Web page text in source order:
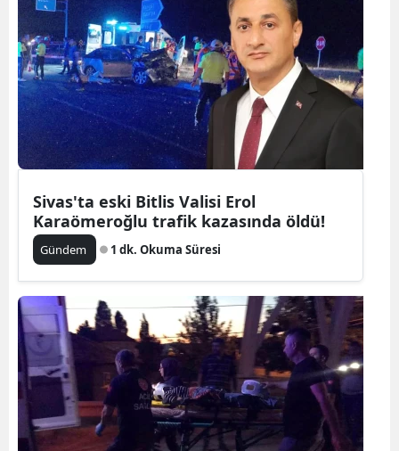
Sivas'ta eski Bitlis Valisi Erol
Karaömeroğlu trafik kazasında öldü!
Gündem 1 dk. Okuma Süresi